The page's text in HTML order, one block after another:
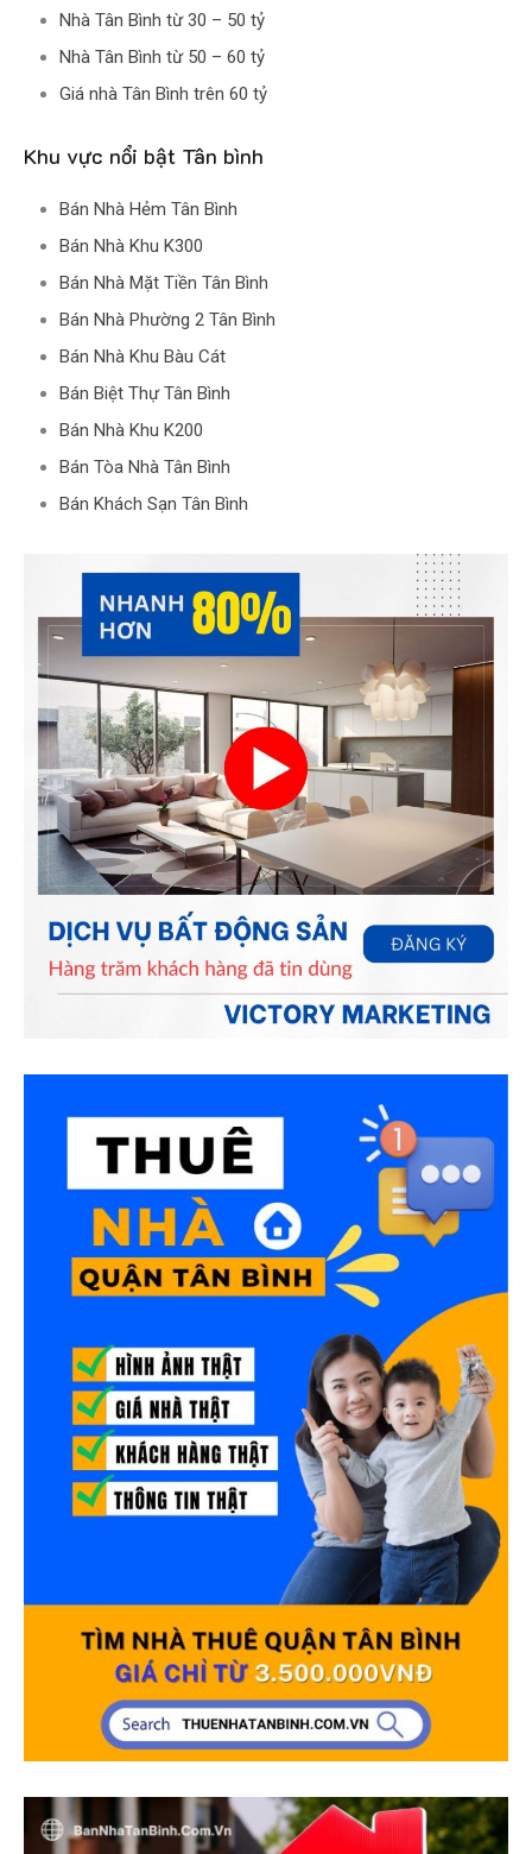
Nhà Tân Bình từ 30 – 50 tỷ
Nhà Tân Bình từ 50 – 60 tỷ
Giá nhà Tân Bình trên 60 tỷ
Khu vực nổi bật Tân bình
Bán Nhà Hẻm Tân Bình
Bán Nhà Khu K300
Bán Nhà Mặt Tiền Tân Bình
Bán Nhà Phường 2 Tân Bình
Bán Nhà Khu Bàu Cát
Bán Biệt Thự Tân Bình
Bán Nhà Khu K200
Bán Tòa Nhà Tân Bình
Bán Khách Sạn Tân Bình